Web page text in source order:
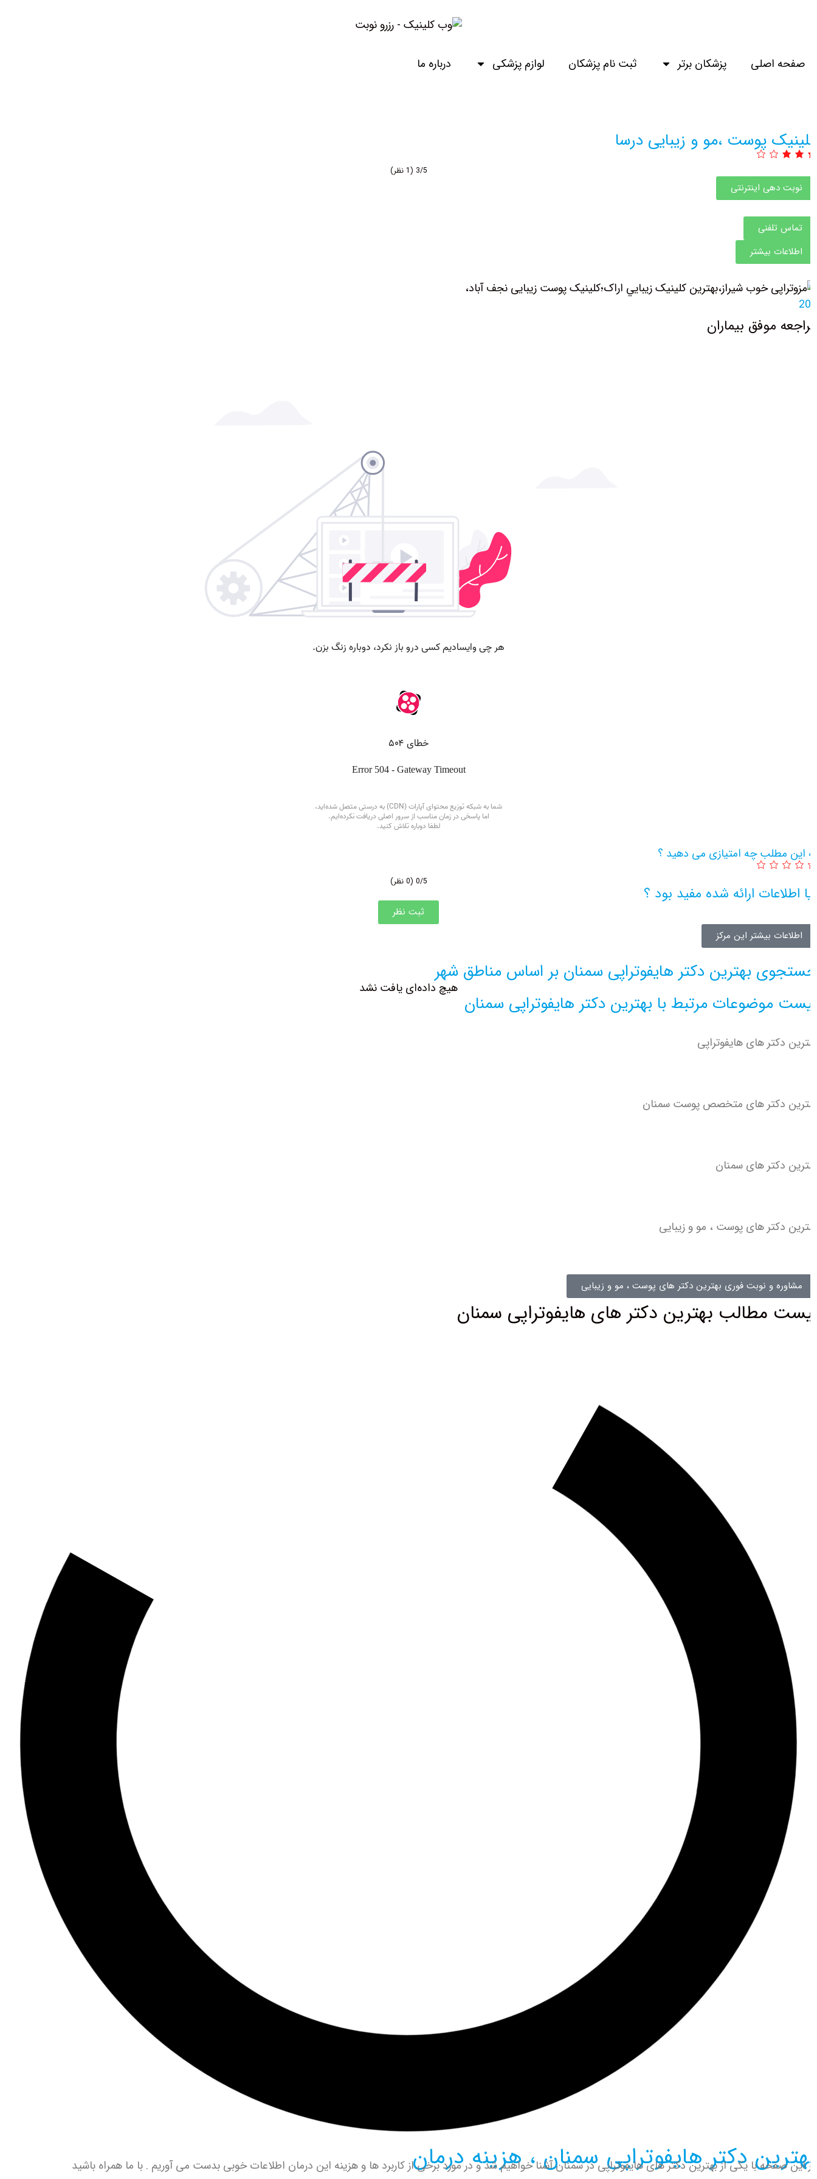
صفحه اصلی پزشکان برتر ثبت نام پزشکان لوازم پزشکی درباره ما
پوست ،مو و زیبایی درسا
3/5 (1 نظر)
نوبت دهی اینترنتی
تماس تلفنی
اطلاعات بیشتر
موفق بیماران
این مطلب چه امتیازی می دهید ؟
0/5 (0 نظر)
اطلاعات ارائه شده مفید بود ؟
ثبت نظر
اطلاعات بیشتر این مرکز
بهترین دکتر هایفوتراپی سمنان بر اساس مناطق شهر
هیچ داده‌ای یافت نشد
موضوعات مرتبط با بهترین دکتر هایفوتراپی سمنان
دکتر های هایفوتراپی
دکتر های متخصص پوست سمنان
دکتر های سمنان
دکتر های پوست ، مو و زیبایی
مشاوره و نوبت فوری بهترین دکتر های پوست ، مو و زیبایی
مطالب بهترین دکتر های هایفوتراپی سمنان
دکتر هایفوتراپی سمنان ، هزینه درمان
این صفحه با یکی از بهترین دکتر های هایفوتراپی در سمنان آشنا خواهیم شد و در مورد برخی از کاربرد ها و هزینه این درمان اطلاعات خوبی بدست می آوریم . با ما همراه باشید